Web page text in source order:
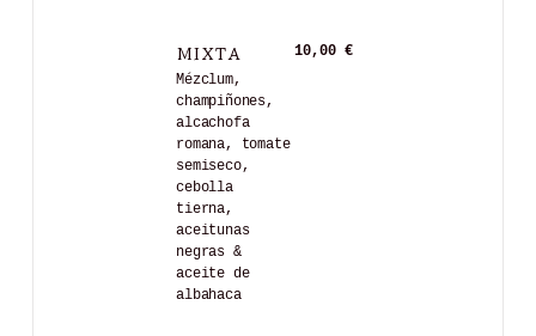
MIXTA
Mézclum,
champiñones,
alcachofa
romana, tomate
semiseco,
cebolla
tierna,
aceitunas
negras &
aceite de
albahaca
10,00 €